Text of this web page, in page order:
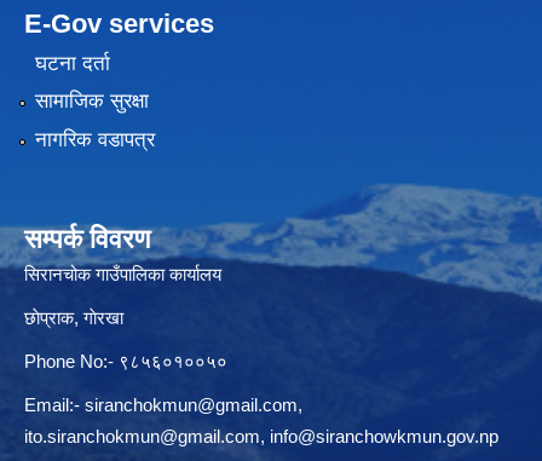
E-Gov services
घटना दर्ता
सामाजिक सुरक्षा
नागरिक वडापत्र
सम्पर्क विवरण
सिरानचोक गाउँपालिका कार्यालय
छाेप्राक, गाेरखा
Phone No:- ९८५६०१००५०
Email:- siranchokmun@gmail.com,
ito.siranchokmun@gmail.com, info@siranchowkmun.gov.np